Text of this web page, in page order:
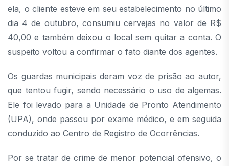
ela, o cliente esteve em seu estabelecimento no último
dia 4 de outubro, consumiu cervejas no valor de R$
40,00 e também deixou o local sem quitar a conta. O
suspeito voltou a confirmar o fato diante dos agentes.
Os guardas municipais deram voz de prisão ao autor,
que tentou fugir, sendo necessário o uso de algemas.
Ele foi levado para a Unidade de Pronto Atendimento
(UPA), onde passou por exame médico, e em seguida
conduzido ao Centro de Registro de Ocorrências.
Por se tratar de crime de menor potencial ofensivo, o